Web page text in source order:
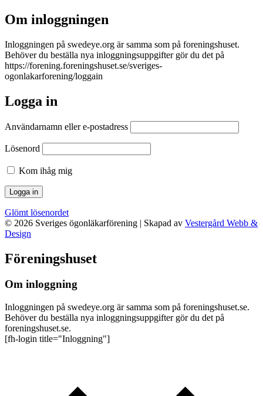
Om inloggningen
Inloggningen på swedeye.org är samma som på foreningshuset.
Behöver du beställa nya inloggningsuppgifter gör du det på
https://forening.foreningshuset.se/sveriges-
ogonlakarforening/loggain
Logga in
Användarnamn eller e‑postadress
Lösenord
Kom ihåg mig
Glömt lösenordet
© 2026 Sveriges ögonläkarförening | Skapad av Vestergård Webb &
Design
Föreningshuset
Om inloggning
Inloggningen på swedeye.org är samma som på foreningshuset.se.
Behöver du beställa nya inloggningsuppgifter gör du det på
foreningshuset.se.
[fh-login title="Inloggning"]